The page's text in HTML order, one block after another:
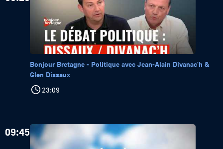
Bonjour Bretagne - Politique avec Jean-Alain Divanac'h &
Glen Dissaux
23:09
09:45